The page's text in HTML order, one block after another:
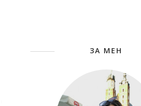
ЗА МЕН